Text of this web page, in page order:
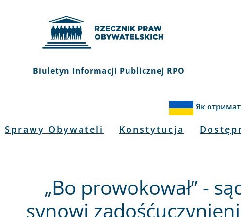
Biuletyn Informacji Publicznej RPO
Як
Sprawy Obywateli Konstytucja
„Bo prowokował” -
synowi